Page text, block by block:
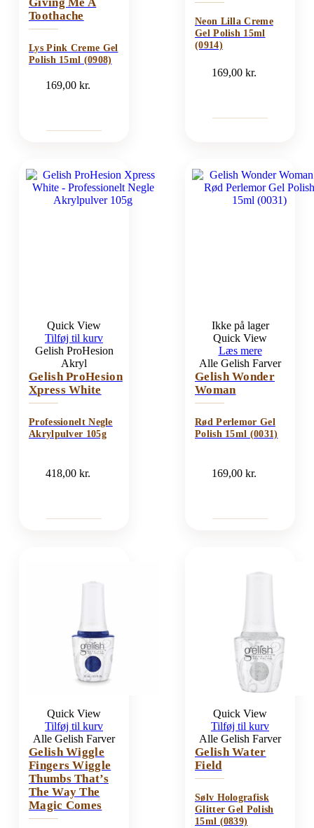
Toothache
Lys Pink Creme Gel
Polish 15ml (0908)
169,00kr.
Neon Lilla Creme
Gel Polish 15ml
(0914)
169,00kr.
Quick View
Tilføj til kurv
Gelish ProHesion
Akryl
Gelish ProHesion
Xpress White
Professionelt Negle
Akrylpulver 105g
418,00kr.
Ikke på lager
Quick View
Læs mere
Alle Gelish Farver
Gelish Wonder
Woman
Rød Perlemor Gel
Polish 15ml (0031)
169,00kr.
Quick View
Tilføj til kurv
Alle Gelish Farver
Gelish Wiggle
Fingers Wiggle
Thumbs That’s
The Way The
Magic Comes
Quick View
Tilføj til kurv
Alle Gelish Farver
Gelish Water
Field
Sølv Holografisk
Glitter Gel Polish
15ml (0839)